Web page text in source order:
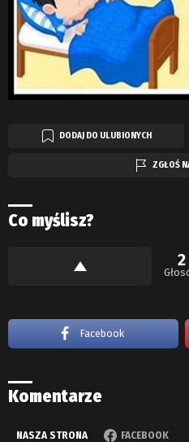
DODAJ DO ULUBIONYCH
ZGŁOŚ
Co myślisz?
2
Facebook
Komentarze
NASZA STRONA FACEBOOK